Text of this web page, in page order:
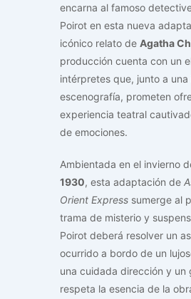
encarna al famoso
Poirot en esta nueva
icónico relato de Agatha
producción cuenta con un
intérpretes que, junto a
escenografía, prometen
experiencia teatral
de emociones.
Ambientada en el invierno
1930, esta adaptación de
Orient Express sumerge al
trama de misterio y
Poirot deberá resolver un
ocurrido a bordo de un
una cuidada dirección y un
respeta la esencia de la